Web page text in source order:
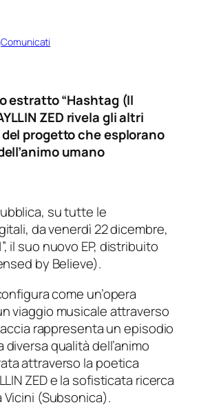
Comunicati
estratto “Hashtag (Il
ZED rivela gli altri
progetto che esplorano
umano
su tutte le
da venerdì 22 dicembre,
”, il suo nuovo EP, distribuito
by Believe).
come un’opera
viaggio musicale attraverso
rappresenta un episodio
qualità dell’animo
attraverso la poetica
ZED e la sofisticata ricerca
Vicini (Subsonica).